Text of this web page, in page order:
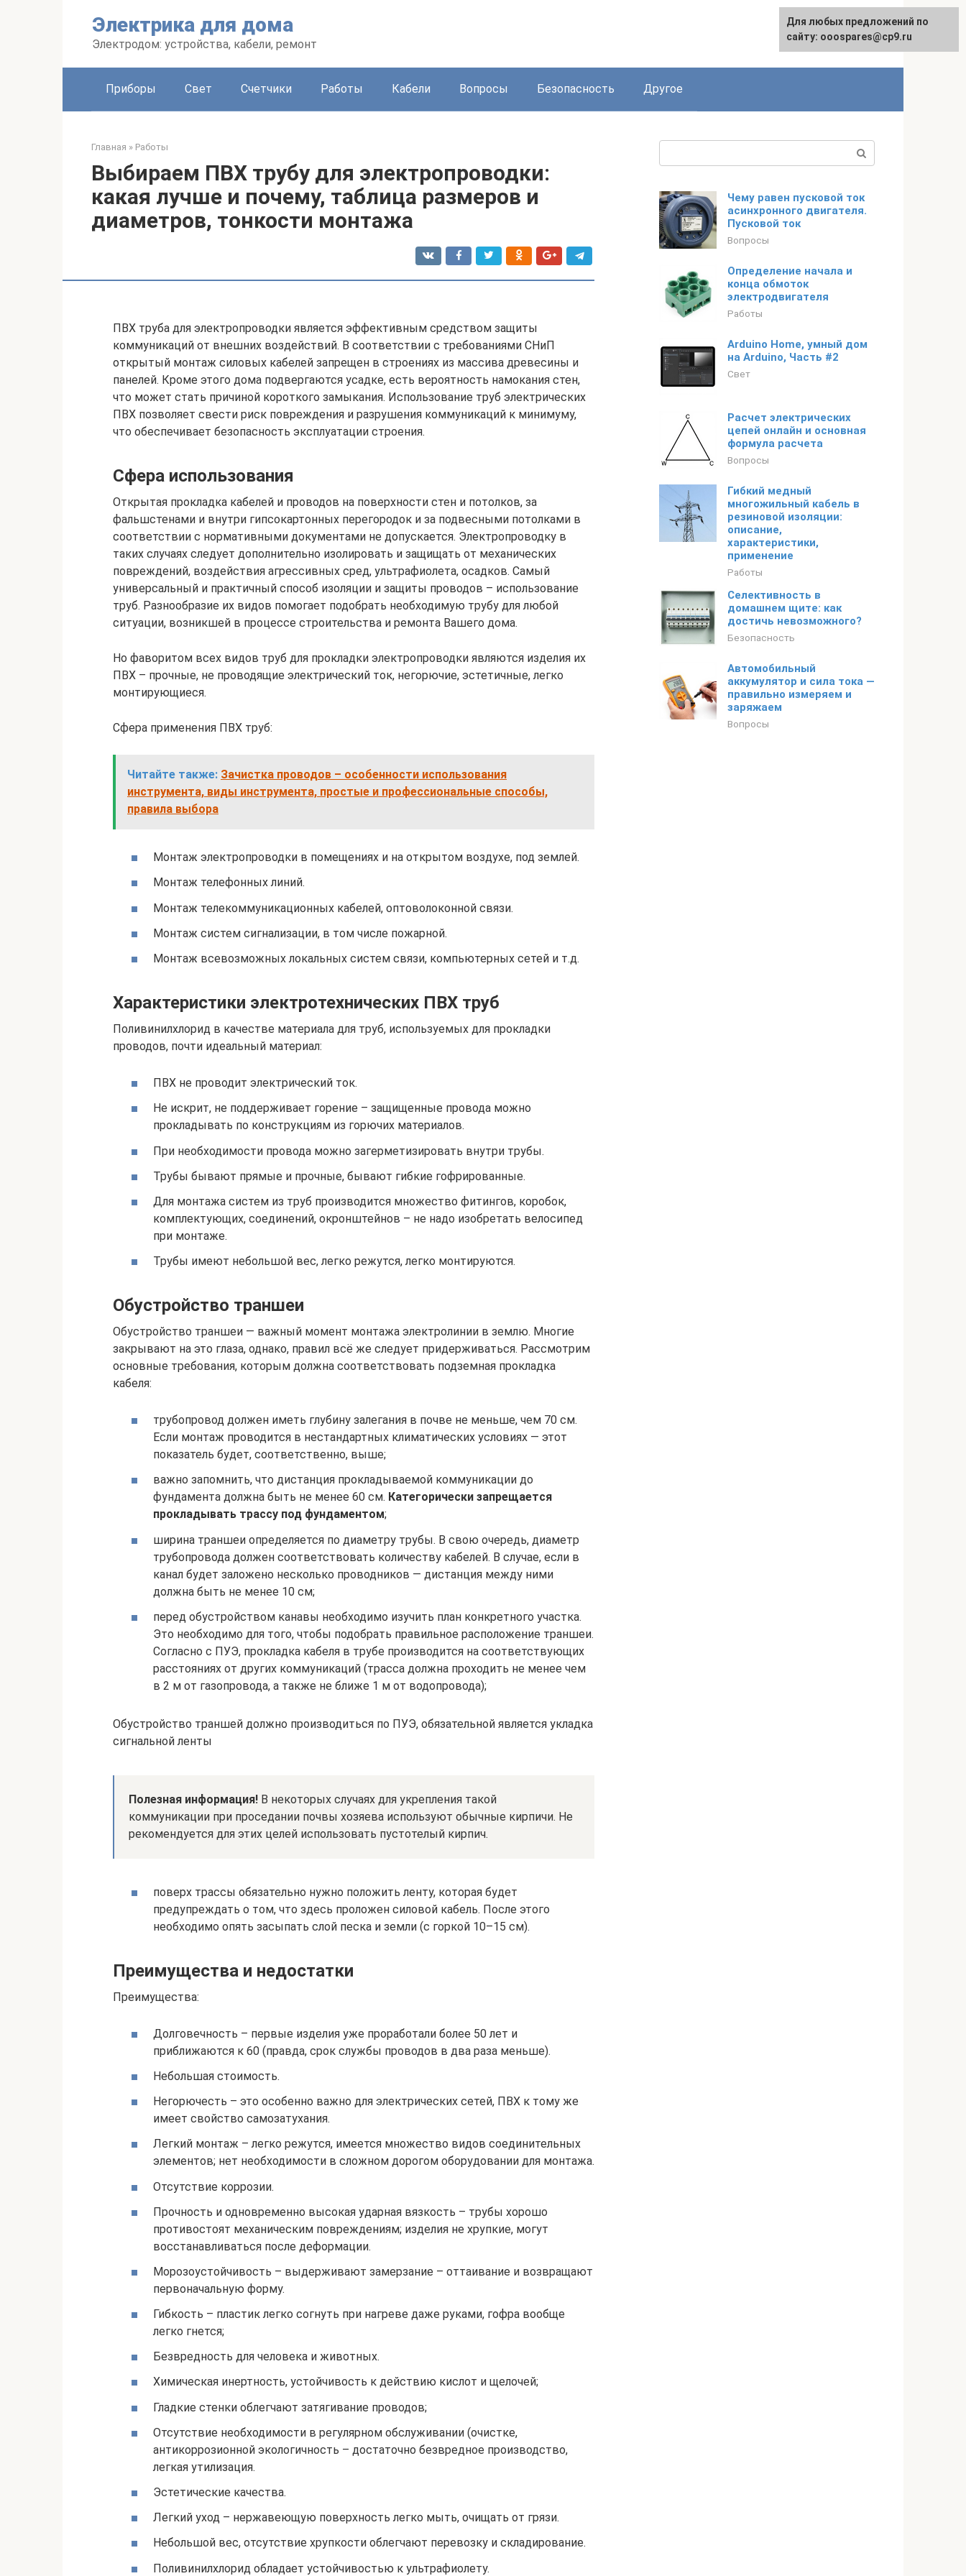
Электрика для дома
Электродом: устройства, кабели, ремонт
English
Приборы Свет Счетчики Работы Кабели Вопросы Безопасность Другое
Главная » Работы
Выбираем ПВХ трубу для электропроводки:
какая лучше и почему, таблица размеров и
диаметров, тонкости монтажа
ПВХ труба для электропроводки является эффективным средством защиты
коммуникаций от внешних воздействий. В соответствии с требованиями СНиП
открытый монтаж силовых кабелей запрещен в строениях из массива древесины и
панелей. Кроме этого дома подвергаются усадке, есть вероятность намокания стен,
что может стать причиной короткого замыкания. Использование труб электрических
ПВХ позволяет свести риск повреждения и разрушения коммуникаций к минимуму,
что обеспечивает безопасность эксплуатации строения.
Сфера использования
Открытая прокладка кабелей и проводов на поверхности стен и потолков, за
фальшстенами и внутри гипсокартонных перегородок и за подвесными потолками в
соответствии с нормативными документами не допускается. Электропроводку в
таких случаях следует дополнительно изолировать и защищать от механических
повреждений, воздействия агрессивных сред, ультрафиолета, осадков. Самый
универсальный и практичный способ изоляции и защиты проводов – использование
труб. Разнообразие их видов помогает подобрать необходимую трубу для любой
ситуации, возникшей в процессе строительства и ремонта Вашего дома.
Но фаворитом всех видов труб для прокладки электропроводки являются изделия их
ПВХ – прочные, не проводящие электрический ток, негорючие, эстетичные, легко
монтирующиеся.
Сфера применения ПВХ труб:
Читайте также: Зачистка проводов – особенности использования
инструмента, виды инструмента, простые и профессиональные способы,
правила выбора
Монтаж электропроводки в помещениях и на открытом воздухе, под землей.
Монтаж телефонных линий.
Монтаж телекоммуникационных кабелей, оптоволоконной связи.
Монтаж систем сигнализации, в том числе пожарной.
Монтаж всевозможных локальных систем связи, компьютерных сетей и т.д.
Характеристики электротехнических ПВХ труб
Поливинилхлорид в качестве материала для труб, используемых для прокладки
проводов, почти идеальный материал:
ПВХ не проводит электрический ток.
Не искрит, не поддерживает горение – защищенные провода можно
прокладывать по конструкциям из горючих материалов.
При необходимости провода можно загерметизировать внутри трубы.
Трубы бывают прямые и прочные, бывают гибкие гофрированные.
Для монтажа систем из труб производится множество фитингов, коробок,
комплектующих, соединений, окронштейнов – не надо изобретать велосипед
при монтаже.
Трубы имеют небольшой вес, легко режутся, легко монтируются.
Обустройство траншеи
Обустройство траншеи — важный момент монтажа электролинии в землю. Многие
закрывают на это глаза, однако, правил всё же следует придерживаться. Рассмотрим
основные требования, которым должна соответствовать подземная прокладка
кабеля:
трубопровод должен иметь глубину залегания в почве не меньше, чем 70 см.
Если монтаж проводится в нестандартных климатических условиях — этот
показатель будет, соответственно, выше;
важно запомнить, что дистанция прокладываемой коммуникации до
фундамента должна быть не менее 60 см. Категорически запрещается
прокладывать трассу под фундаментом;
ширина траншеи определяется по диаметру трубы. В свою очередь, диаметр
трубопровода должен соответствовать количеству кабелей. В случае, если в
канал будет заложено несколько проводников — дистанция между ними
должна быть не менее 10 см;
перед обустройством канавы необходимо изучить план конкретного участка.
Это необходимо для того, чтобы подобрать правильное расположение траншеи.
Согласно с ПУЭ, прокладка кабеля в трубе производится на соответствующих
расстояниях от других коммуникаций (трасса должна проходить не менее чем
в 2 м от газопровода, а также не ближе 1 м от водопровода);
Обустройство траншей должно производиться по ПУЭ, обязательной является укладка
сигнальной ленты
Полезная информация! В некоторых случаях для укрепления такой
коммуникации при проседании почвы хозяева используют обычные кирпичи. Не
рекомендуется для этих целей использовать пустотелый кирпич.
поверх трассы обязательно нужно положить ленту, которая будет
предупреждать о том, что здесь проложен силовой кабель. После этого
необходимо опять засыпать слой песка и земли (с горкой 10–15 см).
Преимущества и недостатки
Преимущества:
Долговечность – первые изделия уже проработали более 50 лет и
приближаются к 60 (правда, срок службы проводов в два раза меньше).
Небольшая стоимость.
Негорючесть – это особенно важно для электрических сетей, ПВХ к тому же
имеет свойство самозатухания.
Легкий монтаж – легко режутся, имеется множество видов соединительных
элементов; нет необходимости в сложном дорогом оборудовании для монтажа.
Отсутствие коррозии.
Прочность и одновременно высокая ударная вязкость – трубы хорошо
противостоят механическим повреждениям; изделия не хрупкие, могут
восстанавливаться после деформации.
Морозоустойчивость – выдерживают замерзание – оттаивание и возвращают
первоначальную форму.
Гибкость – пластик легко согнуть при нагреве даже руками, гофра вообще
легко гнется;
Безвредность для человека и животных.
Химическая инертность, устойчивость к действию кислот и щелочей;
Гладкие стенки облегчают затягивание проводов;
Отсутствие необходимости в регулярном обслуживании (очистке,
антикоррозионной экологичность – достаточно безвредное производство,
легкая утилизация.
Эстетические качества.
Легкий уход – нержавеющую поверхность легко мыть, очищать от грязи.
Небольшой вес, отсутствие хрупкости облегчают перевозку и складирование.
Поливинилхлорид обладает устойчивостью к ультрафиолету.
Чему равен пусковой ток
асинхронного двигателя.
Пусковой ток
Вопросы
Определение начала и
конца обмоток
электродвигателя
Работы
​Arduino Home, умный дом
на Arduino, Часть #2
Свет
Расчет электрических
цепей онлайн и основная
формула расчета
Вопросы
Гибкий медный
многожильный кабель в
резиновой изоляции:
описание,
характеристики,
применение
Работы
Селективность в
домашнем щите: как
достичь невозможного?
Безопасность
Автомобильный
аккумулятор и сила тока —
правильно измеряем и
заряжаем
Вопросы
Для любых предложений по
сайту: ooospares@cp9.ru